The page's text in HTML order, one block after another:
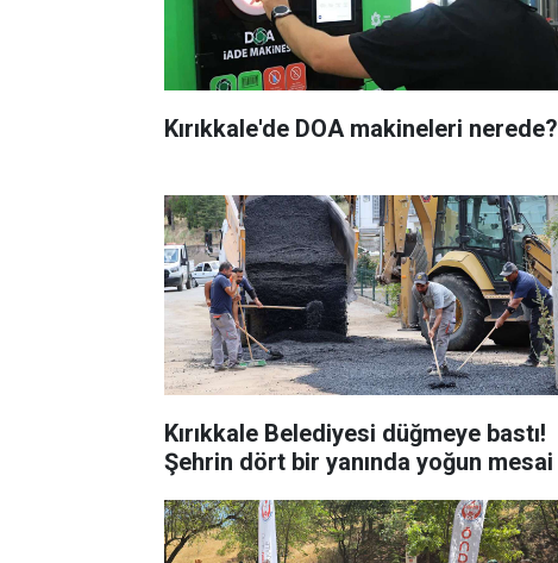
Kırıkkale'de DOA makineleri nerede?
Kırıkkale Belediyesi düğmeye bastı!
Şehrin dört bir yanında yoğun mesai